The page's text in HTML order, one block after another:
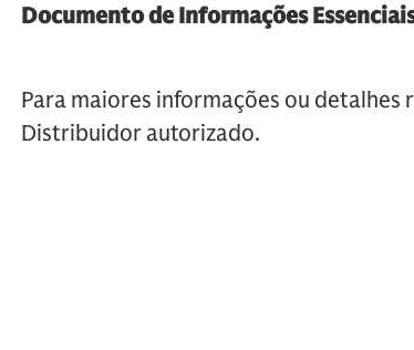
Documento de Informações
Para maiores informações ou detalhes
Distribuidor autorizado.